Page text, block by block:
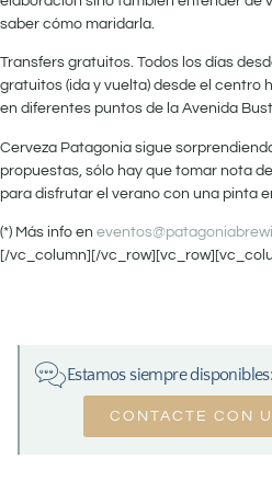
saber cómo maridarla.
Transfers gratuitos. Todos los días
gratuitos (ida y vuelta) desde el centro
en diferentes puntos de la Avenida
Cerveza Patagonia sigue
propuestas, sólo hay que tomar nota
para disfrutar el verano con una pinta
(*) Más info en
[/vc_column][/
Estamos siempre disponibles:
CONTACTE CON